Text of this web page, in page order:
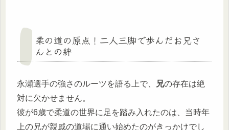
柔の道の原点！二人三脚で歩んだお兄さ
んとの絆
永瀬選手の強さのルーツを語る上で、 兄の存在は絶
対に欠かせません。
彼が6歳で柔道の世界に足を踏み入れたのは、当時年
上の兄が親戚の道場に通い始めたのがきっかけでし